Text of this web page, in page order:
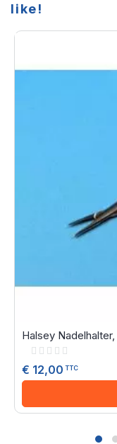
like!
Halsey
Rating:
€ 12,00 TTC